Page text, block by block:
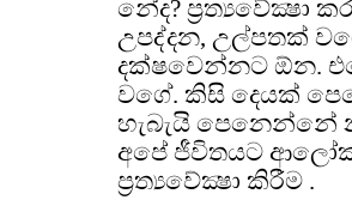
නේද? ප්‍රත්‍යවේක්‍ෂා
උපද්දන, උල්පතක්
දක්ෂවෙන්නට ඕන.
වගේ. කිසි දෙයක්
හැබැයි පෙනෙන්නේ
අපේ ජීවිතයට
ප්‍රත්‍යවේක්‍ෂා කිරීම .